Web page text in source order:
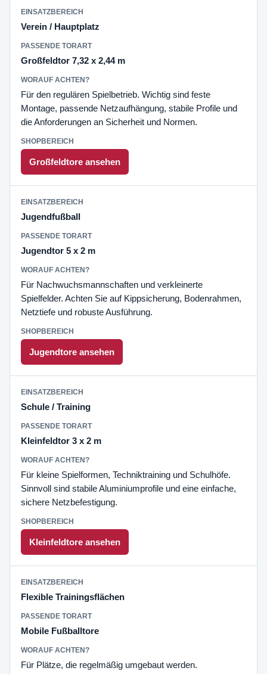
Verein / Hauptplatz
Großfeldtor 7,32 x 2,44 m
Für den regulären Spielbetrieb. Wichtig sind feste
Montage, passende Netzaufhängung, stabile Profile und
die Anforderungen an Sicherheit und Normen.
Großfeldtore ansehen
Jugendfußball
Jugendtor 5 x 2 m
Für Nachwuchsmannschaften und verkleinerte
Spielfelder. Achten Sie auf Kippsicherung, Bodenrahmen,
Netztiefe und robuste Ausführung.
Jugendtore ansehen
Schule / Training
Kleinfeldtor 3 x 2 m
Für kleine Spielformen, Techniktraining und Schulhöfe.
Sinnvoll sind stabile Aluminiumprofile und eine einfache,
sichere Netzbefestigung.
Kleinfeldtore ansehen
Flexible Trainingsflächen
Mobile Fußballtore
Für Plätze, die regelmäßig umgebaut werden.